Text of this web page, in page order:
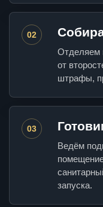
02
Отделяем
от
штрафы,
03
Ведём
запуска.